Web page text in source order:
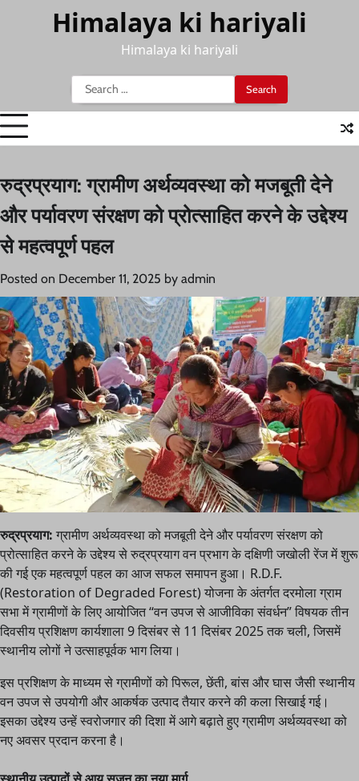
Himalaya ki hariyali
Himalaya ki hariyali
Search
for:
रुद्रप्रयाग: ग्रामीण अर्थव्यवस्था को मजबूती देने
और पर्यावरण संरक्षण को प्रोत्साहित करने के उद्देश्य
से महत्वपूर्ण पहल
Posted on December 11, 2025 by admin
रुद्रप्रयाग: ग्रामीण अर्थव्यवस्था को मजबूती देने और पर्यावरण संरक्षण को
प्रोत्साहित करने के उद्देश्य से रुद्रप्रयाग वन प्रभाग के दक्षिणी जखोली रेंज में शुरू
की गई एक महत्वपूर्ण पहल का आज सफल समापन हुआ। R.D.F.
(Restoration of Degraded Forest) योजना के अंतर्गत दरमोला ग्राम
सभा में ग्रामीणों के लिए आयोजित “वन उपज से आजीविका संवर्धन” विषयक तीन
दिवसीय प्रशिक्षण कार्यशाला 9 दिसंबर से 11 दिसंबर 2025 तक चली, जिसमें
स्थानीय लोगों ने उत्साहपूर्वक भाग लिया।
इस प्रशिक्षण के माध्यम से ग्रामीणों को पिरूल, छेंती, बांस और घास जैसी स्थानीय
वन उपज से उपयोगी और आकर्षक उत्पाद तैयार करने की कला सिखाई गई।
इसका उद्देश्य उन्हें स्वरोजगार की दिशा में आगे बढ़ाते हुए ग्रामीण अर्थव्यवस्था को
नए अवसर प्रदान करना है।